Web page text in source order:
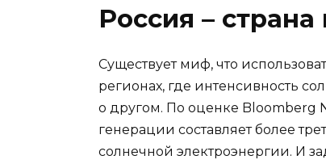
Россия –
Существует миф, что
регионах, где интенсивность
о другом. По оценке Bloomberg
генерации составляет более
солнечной электроэнергии. И